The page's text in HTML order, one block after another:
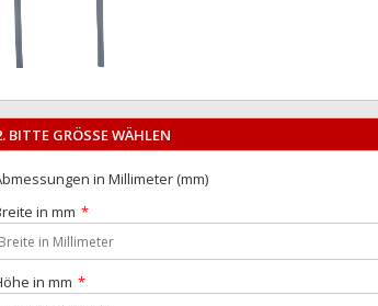
BITTE GRÖSSE WÄHLEN
in Millimeter (mm)
in mm
in mm